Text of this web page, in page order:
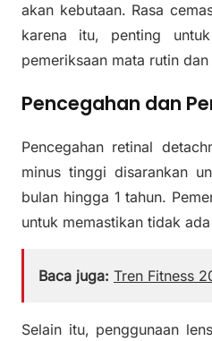
akan kebutaan. Rasa
karena itu, penting
pemeriksaan mata rutin
Pencegahan dan
Pencegahan retinal
minus tinggi disarankan
bulan hingga 1 tahun.
untuk memastikan tidak
Baca juga: Tren Fitness
Selain itu, penggunaan